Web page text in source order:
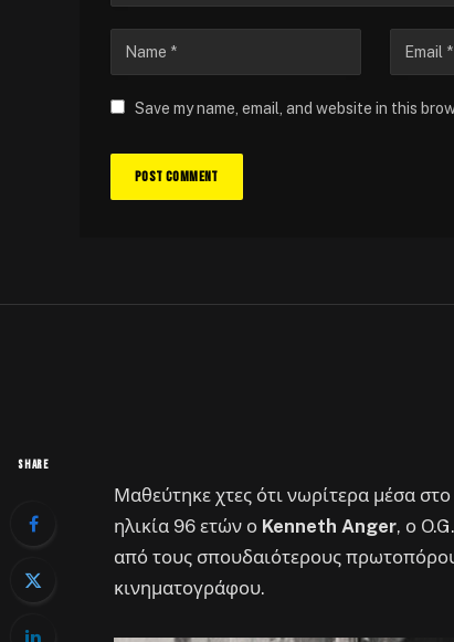
Save my name, email, and website in this
ΆΡΘΡΑ
SHARE
Μαθεύτηκε χτες ότι νωρίτερα μέσα
ηλικία 96 ετών ο Kenneth Anger, ο
από τους σπουδαιότερους
κινηματογράφου.